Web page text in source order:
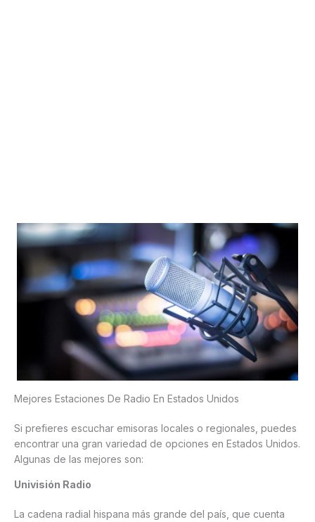
Mejores Estaciones De Radio En Estados Unidos
Si prefieres escuchar emisoras locales o regionales, puedes
encontrar una gran variedad de opciones en Estados Unidos.
Algunas de las mejores son:
Univisión Radio
La cadena radial hispana más grande del país, que cuenta